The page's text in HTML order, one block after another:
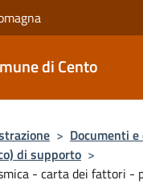
di Cento
> Documenti
di supporto >
- carta dei fattori -